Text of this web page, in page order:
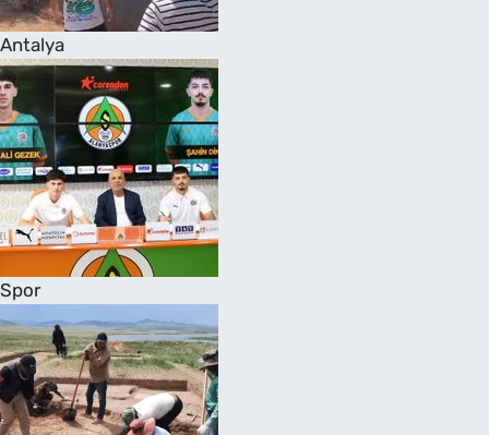
Antalya
Spor